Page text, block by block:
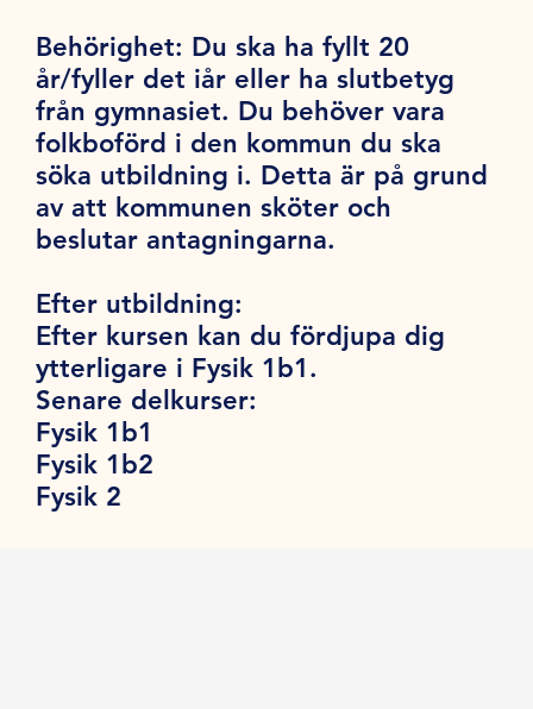
Behörighet: Du ska ha fyllt 20
år/fyller det iår eller ha slutbetyg
från gymnasiet. Du behöver vara
folkboförd i den kommun du ska
söka utbildning i. Detta är på grund
av att kommunen sköter och
beslutar antagningarna.
Efter utbildning:
Efter kursen kan du fördjupa dig
ytterligare i Fysik 1b1.
Senare delkurser:
Fysik 1b1
Fysik 1b2
Fysik 2